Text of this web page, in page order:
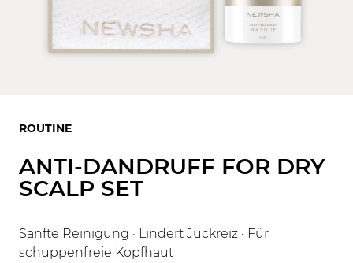
ROUTINE
ANTI-DANDRUFF FOR DRY
SCALP SET
Sanfte Reinigung · Lindert Juckreiz · Für
schuppenfreie Kopfhaut